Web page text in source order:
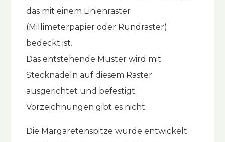
das mit einem Linienraster
(Millimeterpapier oder Rundraster)
bedeckt ist.
Das entstehende Muster wird mit
Stecknadeln auf diesem Raster
ausgerichtet und befestigt.
Vorzeichnungen gibt es nicht.
Die Margaretenspitze wurde entwickelt